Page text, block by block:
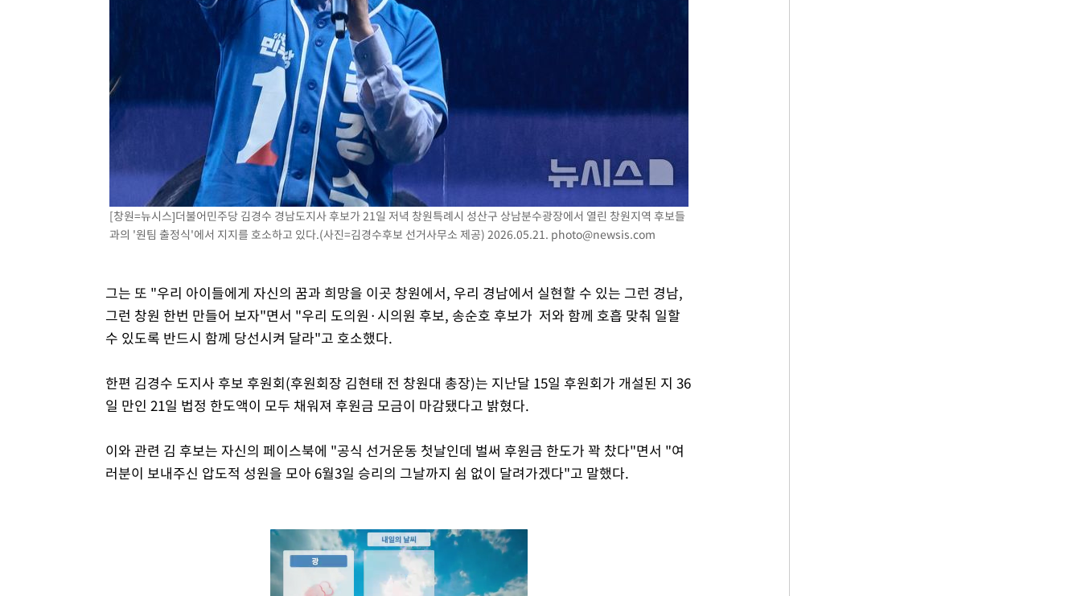
[창원=뉴시스]더불어민주당 김경수 경남도지사 후보가 21일 저녁 창원특례시 성산구 상남분수광장에서 열린 창원지역 후보들
과의 '원팀 출정식'에서 지지를 호소하고 있다.(사진=김경수후보 선거사무소 제공) 2026.05.21. photo@newsis.com
그는 또 "우리 아이들에게 자신의 꿈과 희망을 이곳 창원에서, 우리 경남에서 실현할 수 있는 그런 경남,
그런 창원 한번 만들어 보자"면서 "우리 도의원·시의원 후보, 송순호 후보가 저와 함께 호흡 맞춰 일할
수 있도록 반드시 함께 당선시켜 달라"고 호소했다.
한편 김경수 도지사 후보 후원회(후원회장 김현태 전 창원대 총장)는 지난달 15일 후원회가 개설된 지 36
일 만인 21일 법정 한도액이 모두 채워져 후원금 모금이 마감됐다고 밝혔다.
이와 관련 김 후보는 자신의 페이스북에 "공식 선거운동 첫날인데 벌써 후원금 한도가 꽉 찼다"면서 "여
러분이 보내주신 압도적 성원을 모아 6월3일 승리의 그날까지 쉼 없이 달려가겠다"고 말했다.